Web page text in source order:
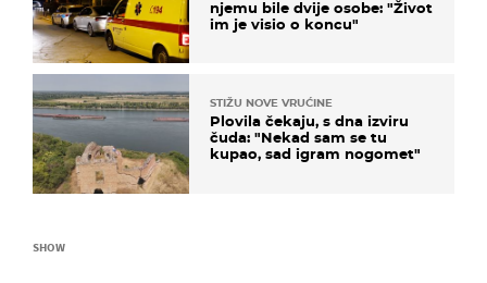
njemu bile dvije osobe: "Život
im je visio o koncu"
STIŽU NOVE VRUĆINE
Plovila čekaju, s dna izviru
čuda: "Nekad sam se tu
kupao, sad igram nogomet"
SHOW